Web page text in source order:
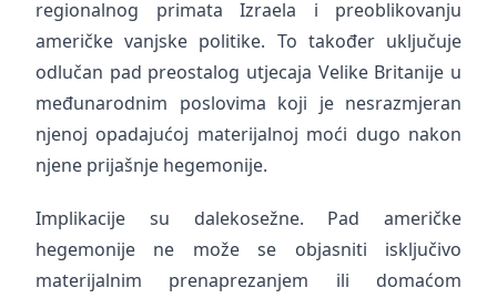
regionalnog primata Izraela i preoblikovanju
američke vanjske politike. To također uključuje
odlučan pad preostalog utjecaja Velike Britanije u
međunarodnim poslovima koji je nesrazmjeran
njenoj opadajućoj materijalnoj moći dugo nakon
njene prijašnje hegemonije.
Implikacije su dalekosežne. Pad američke
hegemonije ne može se objasniti isključivo
materijalnim prenaprezanjem ili domaćom